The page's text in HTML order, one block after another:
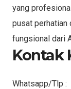
yang
pusat perhatian
fungsional dari
Kontak
Whatsapp/Tlp :